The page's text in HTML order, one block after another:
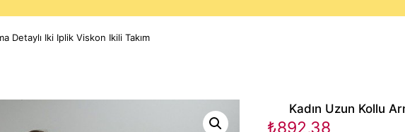
Detaylı Iki Iplik Viskon Ikili Takım
Kadın Uzun Kollu
₺892,38